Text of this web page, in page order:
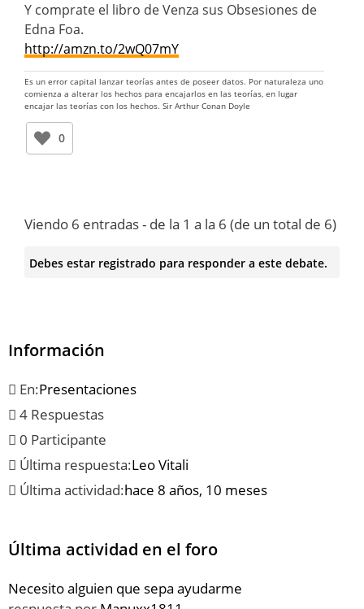
Y comprate el libro de Venza sus Obsesiones de
Edna Foa.
http://amzn.to/2wQ07mY
Es un error capital lanzar teorías antes de poseer datos. Por naturaleza uno
comienza a alterar los hechos para encajarlos en las teorías, en lugar
encajar las teorías con los hechos. Sir Arthur Conan Doyle
0
Viendo 6 entradas - de la 1 a la 6 (de un total de 6)
Debes estar registrado para responder a este debate.
Información
En:Presentaciones
4 Respuestas
0 Participante
Última respuesta:Leo Vitali
Última actividad:hace 8 años, 10 meses
Última actividad en el foro
Necesito alguien que sepa ayudarme